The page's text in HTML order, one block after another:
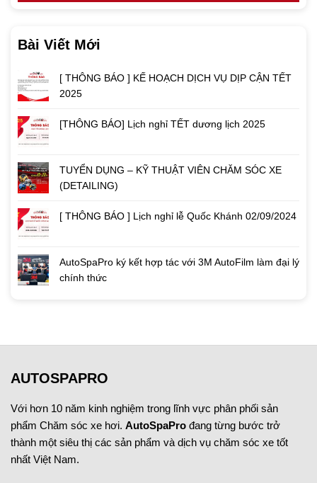
Bài Viết Mới
[ THÔNG BÁO ] KẾ HOẠCH DỊCH VỤ DỊP CẬN TẾT
2025
[THÔNG BÁO] Lịch nghỉ TẾT dương lịch 2025
TUYỂN DỤNG – KỸ THUẬT VIÊN CHĂM SÓC XE
(DETAILING)
[ THÔNG BÁO ] Lịch nghỉ lễ Quốc Khánh 02/09/2024
AutoSpaPro ký kết hợp tác với 3M AutoFilm làm đại lý
chính thức
AUTOSPAPRO
Với hơn 10 năm kinh nghiệm trong lĩnh vực phân phối sản
phẩm Chăm sóc xe hơi. AutoSpaPro đang từng bước trở
thành một siêu thị các sản phẩm và dịch vụ chăm sóc xe tốt
nhất Việt Nam.